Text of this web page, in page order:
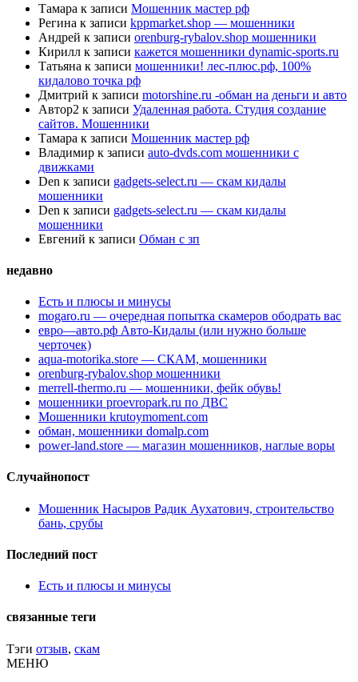
Тамара к записи Мошенник мастер рф
Регина к записи kppmarket.shop — мошенники
Андрей к записи orenburg-rybalov.shop мошенники
Кирилл к записи кажется мошенники dynamic-sports.ru
Татьяна к записи мошенники! лес-плюс.рф, 100%
кидалово точка рф
Дмитрий к записи motorshine.ru -обман на деньги и авто
Автор2 к записи Удаленная работа. Студия создание
сайтов. Мошенники
Тамара к записи Мошенник мастер рф
Владимир к записи auto-dvds.com мошенники с
движками
Den к записи gadgets-select.ru — скам кидалы
мошенники
Den к записи gadgets-select.ru — скам кидалы
мошенники
Евгений к записи Обман с зп
недавно
Есть и плюсы и минусы
mogaro.ru — очередная попытка скамеров ободрать вас
евро—авто.рф Авто-Кидалы (или нужно больше
черточек)
aqua-motorika.store — СКАМ, мошенники
orenburg-rybalov.shop мошенники
merrell-thermo.ru — мошенники, фейк обувь!
мошенники proevropark.ru по ДВС
Мошенники krutoymoment.com
обман, мошенники domalp.com
power-land.store — магазин мошенников, наглые воры
Случайнопост
Мошенник Насыров Радик Аухатович, строительство
бань, срубы
Последний пост
Есть и плюсы и минусы
связанные теги
Тэги отзыв, скам
МЕНЮ